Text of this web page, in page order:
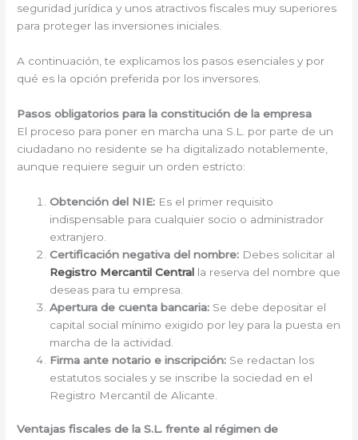
seguridad jurídica y unos atractivos fiscales muy superiores
para proteger las inversiones iniciales.
A continuación, te explicamos los pasos esenciales y por
qué es la opción preferida por los inversores.
Pasos obligatorios para la constitución de la empresa
El proceso para poner en marcha una S.L. por parte de un
ciudadano no residente se ha digitalizado notablemente,
aunque requiere seguir un orden estricto:
Obtención del NIE: Es el primer requisito
indispensable para cualquier socio o administrador
extranjero.
Certificación negativa del nombre: Debes solicitar al
Registro Mercantil Central la reserva del nombre que
deseas para tu empresa.
Apertura de cuenta bancaria: Se debe depositar el
capital social mínimo exigido por ley para la puesta en
marcha de la actividad.
Firma ante notario e inscripción: Se redactan los
estatutos sociales y se inscribe la sociedad en el
Registro Mercantil de Alicante.
Ventajas fiscales de la S.L. frente al régimen de